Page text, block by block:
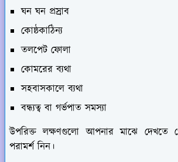
ঘন ঘন প্রস্রাব
কোষ্ঠকাঠিন্য
তলপেট ফোলা
কোমরের ব্যথা
সহবাসকালে ব্যথা
বন্ধ্যত্ব বা গর্ভপাত সমস্যা
উপরিক্ত লক্ষণগুলো আপনার মাঝে দেখতে
পরামর্শ নিন।